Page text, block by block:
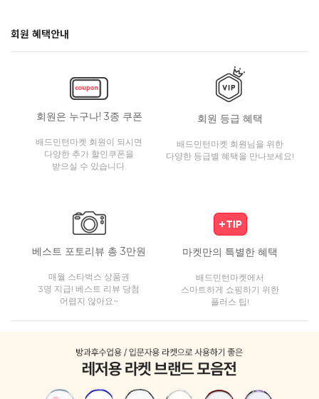
회원 혜택안내
회원은 누구나! 3종 쿠폰
배드민턴마켓 회원이 되시면
다양한 추가 할인쿠폰을
받으실 수 있습니다.
회원 등급 혜택
배드민턴마켓 회원님을 위한
다양한 등급별 혜택을 만나보세요!
베스트 포토리뷰 총 3만원
매월 스타벅스 상품권
3명 지급! 베스트 리뷰 당첨
어렵지 않아요~
마켓만의 특별한 혜택
배드민턴마켓에서
스마트하게 쇼핑하기 위한
플러스 팁!